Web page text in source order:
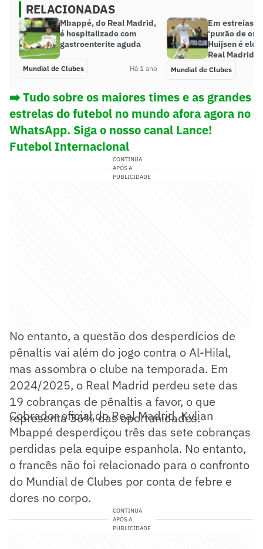
RELACIONADAS
Mbappé, do Real Madrid,
é hospitalizado com
gastroenterite aguda
Mundial de Clubes Há 1 ano
Em estreias,
‘puxão de
Huijsen é
Real Madrid
Mundial de Clubes
➡️ Tudo sobre os maiores times e as grandes
estrelas do futebol no mundo afora agora no
WhatsApp. Siga o nosso canal Lance!
Futebol Internacional
CONTINUA
APÓS A
PUBLICIDADE
No entanto, a questão dos desperdícios de
pênaltis vai além do jogo contra o Al-Hilal,
mas assombra o clube na temporada. Em
2024/2025, o Real Madrid perdeu sete das
19 cobranças de pênaltis a favor, o que
representa 36% das oportunidades.
Cobrador oficial do Real Madrid, Kylian
Mbappé desperdiçou três das sete cobranças
perdidas pela equipe espanhola. No entanto,
o francês não foi relacionado para o confronto
do Mundial de Clubes por conta de febre e
dores no corpo.
CONTINUA
APÓS A
PUBLICIDADE